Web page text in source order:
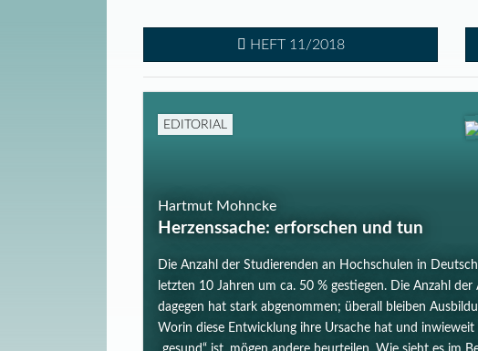
HEFT 11/2018
EDITORIAL
Hartmut Mohncke
Herzenssache: erforschen und tun
Die Anzahl der Studierenden an Hochschulen in
letzten 10 Jahren um ca. 50 % gestiegen. Die Anzahl der
dagegen hat stark abgenommen; überall bleiben
Worin diese Entwicklung ihre Ursache hat und inwieweit